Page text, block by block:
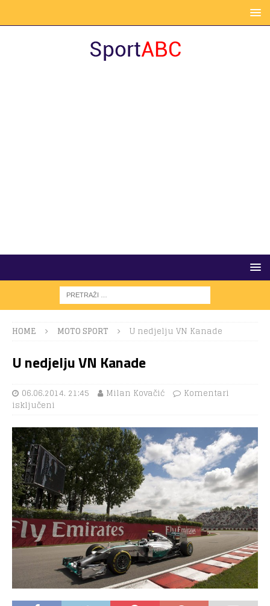
HOME MOTO SPORT U nedjelju VN Kanade
U nedjelju VN Kanade
06.06.2014. 21:45 Milan Kovačić
Komentari
isključeni